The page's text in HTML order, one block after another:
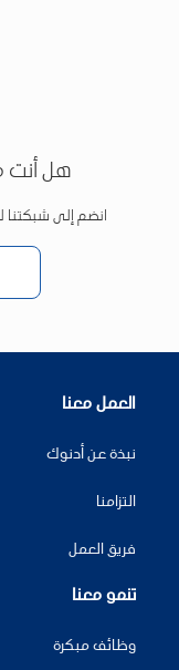
هل أنت
انضم إلى شبكتنا
العمل معنا
نبذة عن أدنوك
التزامنا
فريق العمل
تنمو معنا
وظائف مبكرة